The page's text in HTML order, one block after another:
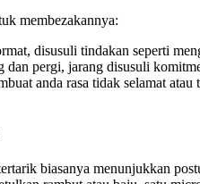
membezakannya:
disusuli tindakan seperti
dan pergi, jarang disusuli
anda rasa tidak selamat
biasanya menunjukkan